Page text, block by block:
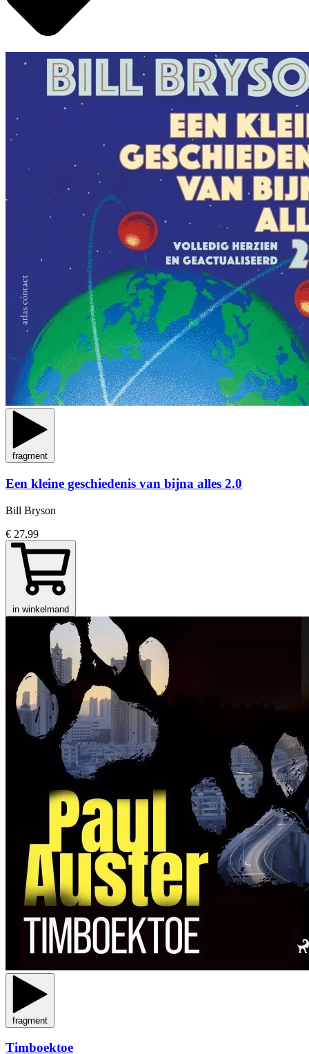
fragment
Een kleine geschiedenis van bijna alles 2.0
Bill Bryson
€ 27,99
in winkelmand
fragment
Timboektoe